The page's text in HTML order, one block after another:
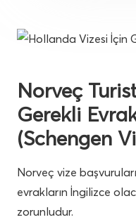
Norveç
Gerekli
(Schengen
Norveç vize
evrakların İngilizce
zorunludur.